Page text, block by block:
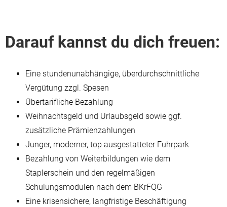
Darauf kannst du dich freuen:
Eine stundenunabhängige, überdurchschnittliche
Vergütung zzgl. Spesen
Übertarifliche Bezahlung
Weihnachtsgeld und Urlaubsgeld sowie ggf.
zusätzliche Prämienzahlungen
Junger, moderner, top ausgestatteter Fuhrpark
Bezahlung von Weiterbildungen wie dem
Staplerschein und den regelmäßigen
Schulungsmodulen nach dem BKrFQG
Eine krisensichere, langfristige Beschäftigung